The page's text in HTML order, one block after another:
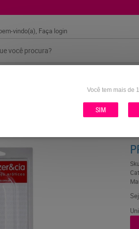
vindo(a), Faça login
E CIA
Você tem mais de
SIM